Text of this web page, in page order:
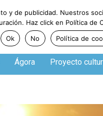
Ágora Proyecto
y de publicidad. Nuestros
Haz click en Política de
Ok
No Política de